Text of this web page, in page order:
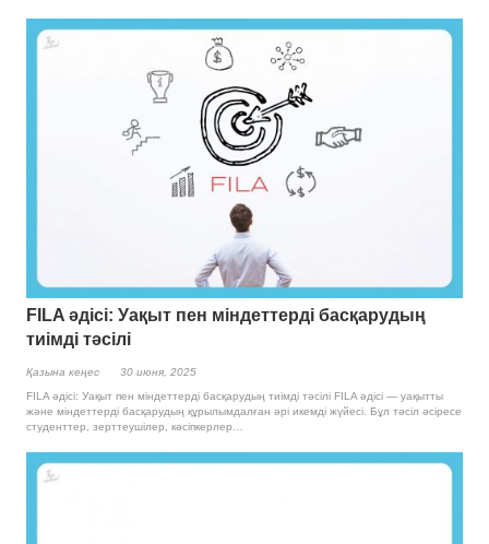
FILA әдісі: Уақыт пен міндеттерді басқарудың
тиімді тәсілі
Қазына кеңес
30 июня, 2025
FILA әдісі: Уақыт пен міндеттерді басқарудың тиімді тәсілі FILA әдісі — уақытты
және міндеттерді басқарудың құрылымдалған әрі икемді жүйесі. Бұл тәсіл әсіресе
студенттер, зерттеушілер, кәсіпкерлер…